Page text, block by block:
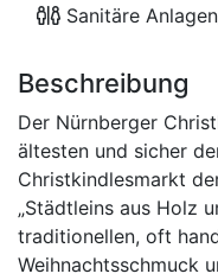
Sanitäre
Beschreibung
Der Nürnberger
ältesten und sicher
Christkindlesmarkt
„Städtleins aus Holz
traditionellen, oft
Weihnachtsschmuck